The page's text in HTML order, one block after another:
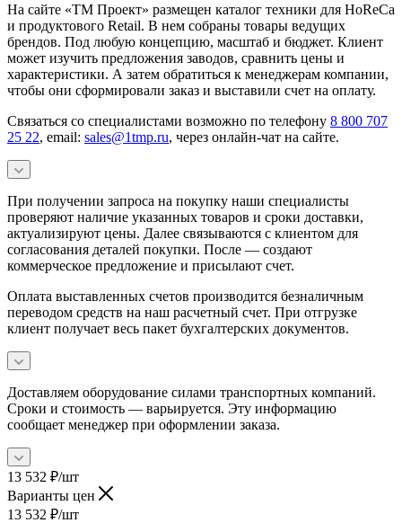
На сайте «ТМ Проект» размещен каталог техники для HoReCa
и продуктового Retail. В нем собраны товары ведущих
брендов. Под любую концепцию, масштаб и бюджет. Клиент
может изучить предложения заводов, сравнить цены и
характеристики. А затем обратиться к менеджерам компании,
чтобы они сформировали заказ и выставили счет на оплату.
Связаться со специалистами возможно по телефону 8 800 707
25 22, email: sales@1tmp.ru, через онлайн-чат на сайте.
При получении запроса на покупку наши специалисты
проверяют наличие указанных товаров и сроки доставки,
актуализируют цены. Далее связываются с клиентом для
согласования деталей покупки. После — создают
коммерческое предложение и присылают счет.
Оплата выставленных счетов производится безналичным
переводом средств на наш расчетный счет. При отгрузке
клиент получает весь пакет бухгалтерских документов.
Доставляем оборудование силами транспортных компаний.
Сроки и стоимость — варьируется. Эту информацию
сообщает менеджер при оформлении заказа.
13 532 ₽/шт
Варианты цен
13 532 ₽/шт